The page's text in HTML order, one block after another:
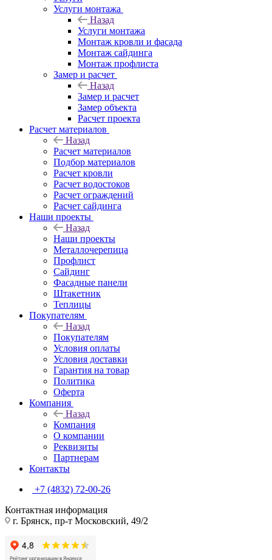
Услуги монтажа
Назад
Услуги монтажа
Монтаж кровли и фасада
Монтаж сайдинга
Монтаж профлиста
Замер и расчет
Назад
Замер и расчет
Замер объекта
Расчет проекта
Расчет материалов
Назад
Расчет материалов
Подбор материалов
Расчет кровли
Расчет водостоков
Расчет ограждений
Расчет сайдинга
Наши проекты
Назад
Наши проекты
Металлочерепица
Профлист
Сайдинг
Фасадные панели
Штакетник
Теплицы
Покупателям
Назад
Покупателям
Условия оплаты
Условия доставки
Гарантия на товар
Политика
Оферта
Компания
Назад
Компания
О компании
Реквизиты
Партнерам
Контакты
+7 (4832) 72-00-26
Контактная информация
г. Брянск, пр-т Московский, 49/2